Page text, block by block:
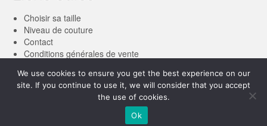
Choisir sa taille
Niveau de couture
Contact
Conditions générales de vente
We use cookies to ensure you get the best experience on our
site. If you continue to use it, we will consider that you accept
the use of cookies.
Ok